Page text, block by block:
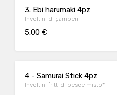
3. Ebi harumaki 4pz
Involtini di gamberi
5.00 €
4 - Samurai Stick 4pz
Involtini fritti di pesce misto*